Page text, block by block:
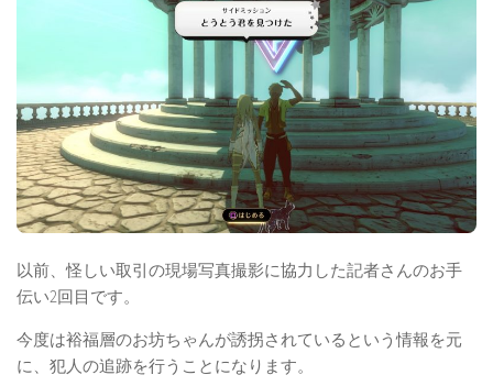
以前、怪しい取引の現場写真撮影に協力した記者さんのお手
伝い2回目です。
今度は裕福層のお坊ちゃんが誘拐されているという情報を元
に、犯人の追跡を行うことになります。